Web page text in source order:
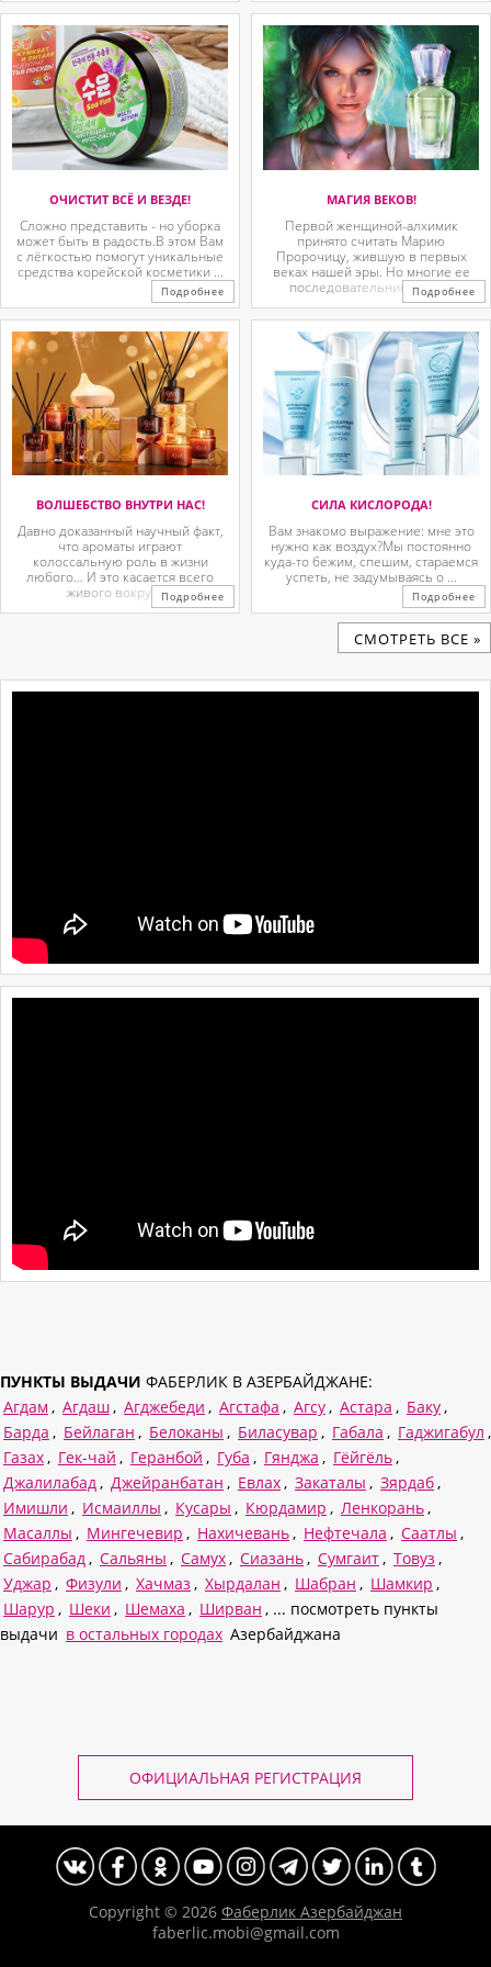
ОЧИСТИТ ВСЁ И ВЕЗДЕ!
Сложно представить - но уборка
может быть в радость.В этом Вам
с лёгкостью помогут уникальные
средства корейской косметики ...
Подробнее
МАГИЯ ВЕКОВ!
Первой женщиной-алхимик
принято считать Марию
Пророчицу, жившую в первых
веках нашей эры. Но многие ее
последовательницы так ...
Подробнее
ВОЛШЕБСТВО ВНУТРИ НАС!
Давно доказанный научный факт,
что ароматы играют
колоссальную роль в жизни
любого… И это касается всего
живого вокруг. ...Подробнее
СИЛА КИСЛОРОДА!
Вам знакомо выражение: мне это
нужно как воздух?Мы постоянно
куда-то бежим, спешим, стараемся
успеть, не задумываясь о ...
Подробнее
CМОТРЕТЬ ВСЕ »
ПУНКТЫ ВЫДАЧИ ФАБЕРЛИК В АЗЕРБАЙДЖАНЕ:
Агдам , Агдаш , Агджебеди , Агстафа , Агсу , Астара , Баку ,
Барда , Бейлаган , Белоканы , Биласувар , Габала , Гаджигабул ,
Газах , Гек-чай , Геранбой , Губа , Гянджа , Гёйгёль ,
Джалилабад , Джейранбатан , Евлах , Закаталы , Зярдаб ,
Имишли , Исмаиллы , Кусары , Кюрдамир , Ленкорань ,
Масаллы , Мингечевир , Нахичевань , Нефтечала , Саатлы ,
Сабирабад , Сальяны , Самух , Сиазань , Сумгаит , Товуз ,
Уджар , Физули , Хачмаз , Хырдалан , Шабран , Шамкир ,
Шарур , Шеки , Шемаха , Ширван , ... посмотреть пункты
выдачи в остальных городах Азербайджана
ОФИЦИАЛЬНАЯ РЕГИСТРАЦИЯ
Copyright © 2026 Фаберлик Азербайджан
faberlic.mobi@gmail.com